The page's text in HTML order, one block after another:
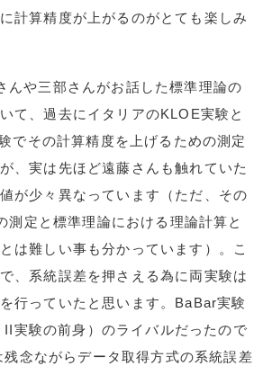
計算精度が上がるのがとても楽しみ
や三部さんがお話した標準理論の
て、過去にイタリアのKLOE実験と
でその計算精度を上げるための測定
、実は先ほど遠藤さんも触れていた
が少々異なっています（ただ、その
測定と標準理論における理論計算と
は難しい事も分かっています）。こ
、系統誤差を押さえる為に両実験は
行っていたと思います。BaBar実験
実験の前身）のライバルだったので
念ながらデータ取得方式の系統誤差